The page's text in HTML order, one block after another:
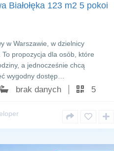
Białołęka 123 m2 5 pokoi
w Warszawie, w dzielnicy
To propozycja dla osób, które
a jednocześnie chcą
wygodny dostęp…
brak danych 5